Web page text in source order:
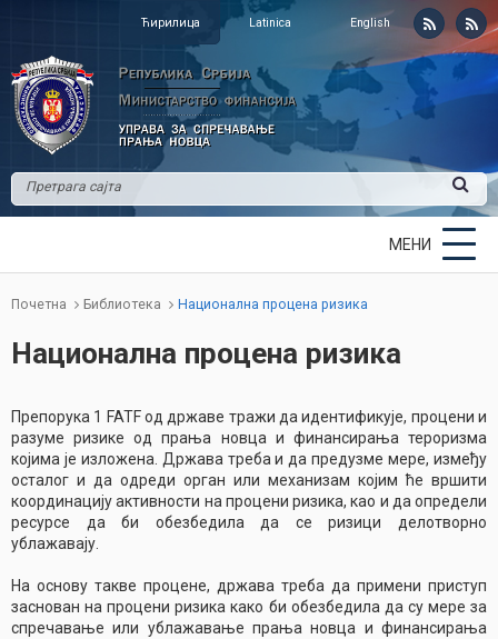
Ћирилица Latinica English
МЕНИ
Почетна Библиотека Национална процена ризика
Национална процена ризика
Препорука 1 FATF од државе тражи да идентификује, процени и
разуме ризике од прања новца и финансирања тероризма
којима је изложена. Држава треба и да предузме мере, између
осталог и да одреди орган или механизам којим ће вршити
координацију активности на процени ризика, као и да определи
ресурсе да би обезбедила да се ризици делотворно
ублажавају.
На основу такве процене, држава треба да примени приступ
заснован на процени ризика како би обезбедила да су мере за
спречавање или ублажавање прања новца и финансирања